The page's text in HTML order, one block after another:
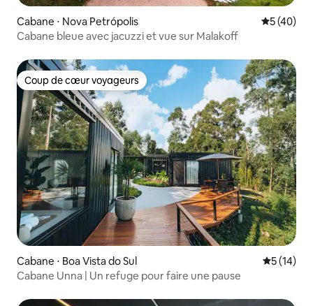
Cabane ⋅ Nova Petrópolis
5 (40)
Cabane bleue avec jacuzzi et vue sur Malakoff
Coup de cœur voyageurs
Coup de cœur voyageurs
Cabane ⋅ Boa Vista do Sul
5 (14)
Cabane Unna | Un refuge pour faire une pause